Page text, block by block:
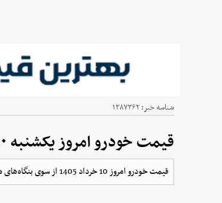
شناسه خبر:۱۳۸۷۳۶۲
قیمت خودرو امروز یکشنبه ۱۰ خرداد ۱۴۰۵
قیمت خودرو امروز 10 خرداد 1405 از سوی بنگاه‌های معاملاتی اعلام شد.